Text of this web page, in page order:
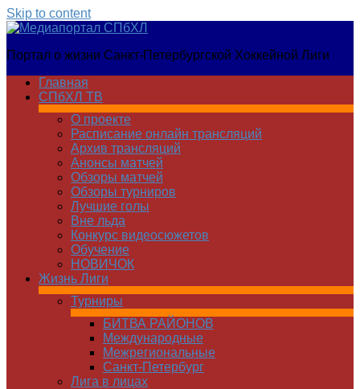
Skip to content
Медиапортал
Портал о жизни Санкт-Петербургской Хоккейной Лиги
Главная
СПбХЛ ТВ
О проекте
Расписание онлайн трансляций
Архив трансляций
Анонсы матчей
Обзоры матчей
Обзоры турниров
Лучшие голы
Вне льда
Конкурс видеосюжетов
Обучение
НОВИЧОК
Жизнь Лиги
Турниры
БИТВА РАЙОНОВ
Международные
Межрегиональные
Санкт-Петербург
Лига в лицах